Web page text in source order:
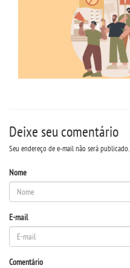
Deixe seu comentário
Seu endereço de e-mail não será publicado.
Nome
E-mail
Comentário